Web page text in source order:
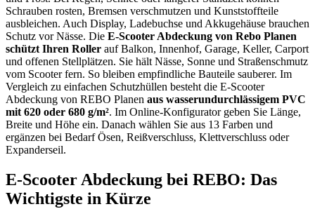
Schrauben rosten, Bremsen verschmutzen und Kunststoffteile
ausbleichen. Auch Display, Ladebuchse und Akkugehäuse brauchen
Schutz vor Nässe. Die E-Scooter Abdeckung von Rebo Planen
schützt Ihren Roller auf Balkon, Innenhof, Garage, Keller, Carport
und offenen Stellplätzen. Sie hält Nässe, Sonne und Straßenschmutz
vom Scooter fern. So bleiben empfindliche Bauteile sauberer. Im
Vergleich zu einfachen Schutzhüllen besteht die E-Scooter
Abdeckung von REBO Planen aus wasserundurchlässigem PVC
mit 620 oder 680 g/m². Im Online-Konfigurator geben Sie Länge,
Breite und Höhe ein. Danach wählen Sie aus 13 Farben und
ergänzen bei Bedarf Ösen, Reißverschluss, Klettverschluss oder
Expanderseil.
E-Scooter Abdeckung bei REBO: Das
Wichtigste in Kürze